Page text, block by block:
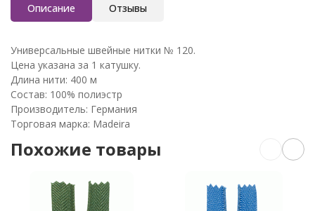
Описание Отзывы
Универсальные швейные нитки № 120.
Цена указана за 1 катушку.
Длина нити: 400 м
Состав: 100% полиэстр
Производитель: Германия
Торговая марка: Madeira
Похожие товары